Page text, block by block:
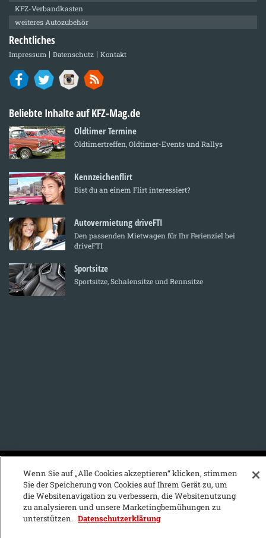
KFZ-Verbandkasten
weiteres Autozubehör
Rechtliches
Impressum Datenschutz Kontakt
Beliebte Inhalte auf KFZ-Mag.de
Oldtimer Termine
Oldtimertreffen, Oldtimer-Events und Rallys
Kennzeichenflirt
Bist du an einem Flirt interessiert?
Autovermietung driveFTI
Den passenden Mietwagen für Ihr Ferienziel bei
driveFTI
Sportsitze
Sportsitze, Schalensitze und Rennsitze
KFZ-Stichwortvereichnis:
A B C D E F G H I
J
K
L M N O P
Wenn Sie auf „Alle Cookies akzeptieren“ klicken, stimmen
Sie der Speicherung von Cookies auf Ihrem Gerät zu, um
die Websitenavigation zu verbessern, die Websitenutzung
zu analysieren und unsere Marketingbemühungen zu
unterstützen. Datenschutzerklärung